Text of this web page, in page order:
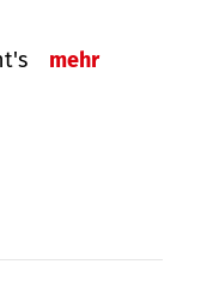
mehr